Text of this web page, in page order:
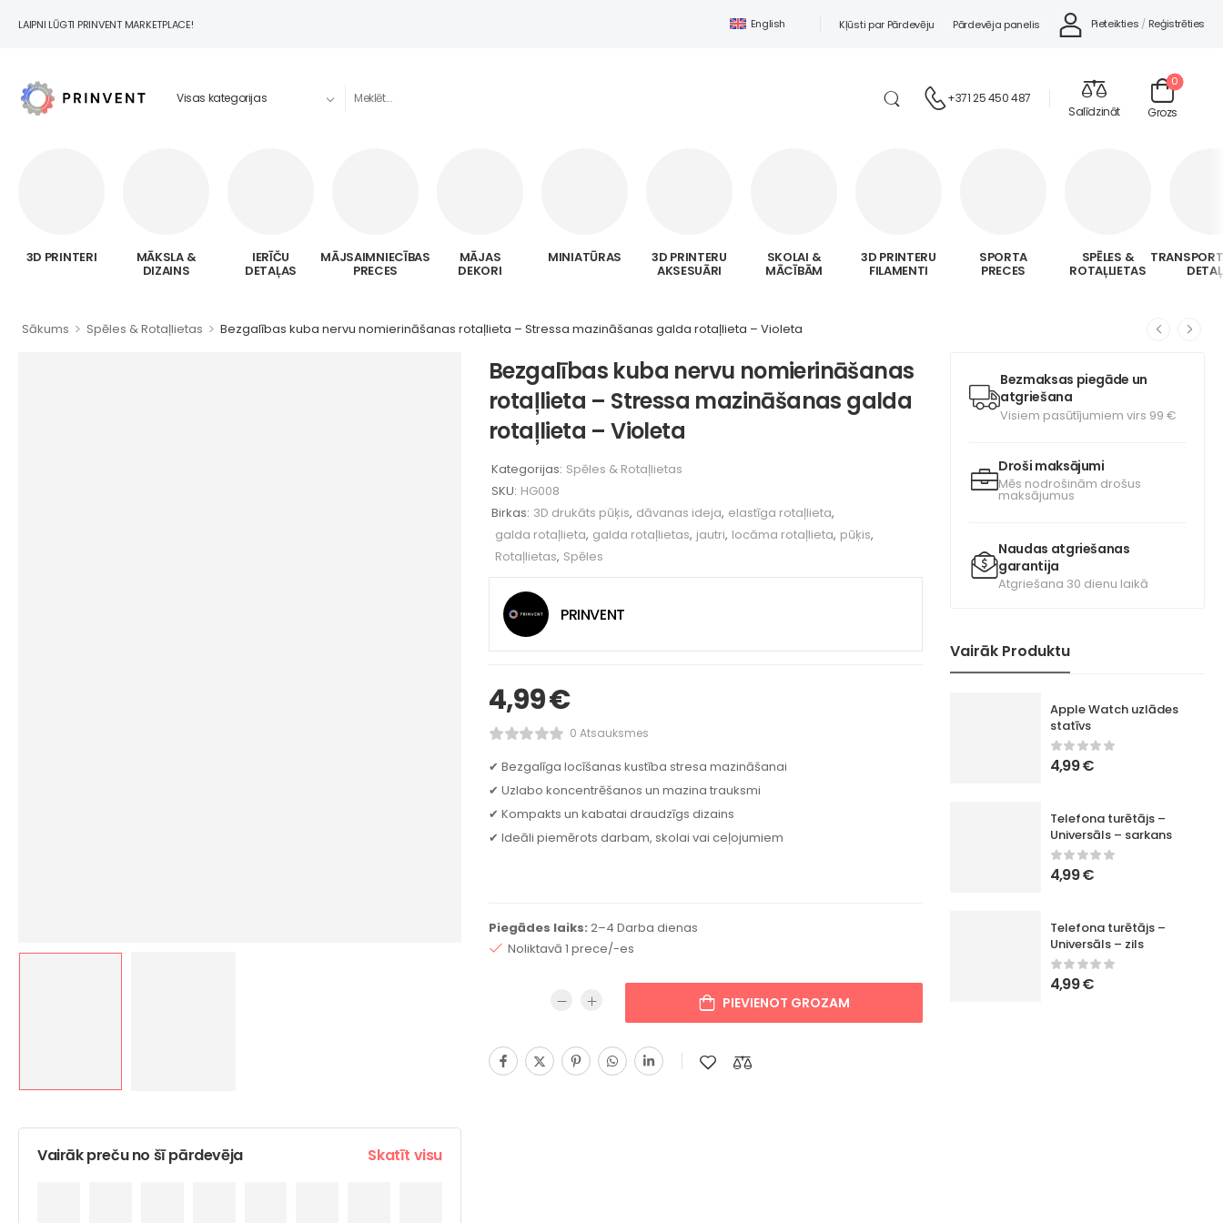
LAIPNI LŪGTI PRINVENT MARKETPLACE! English Kļūsti par Pārdevēju Pārdevēja panelis Pieteikties / Reģistrēties
+371 25 450 487
Salīdzināt
Grozs
0
3D PRINTERI MĀKSLA &
DIZAINS
IERĪČU
DETAĻAS
MĀJSAIMNIECĪBAS
PRECES
MĀJAS
DEKORI
MINIATŪRAS 3D PRINTERU
AKSESUĀRI
SKOLAI &
MĀCĪBĀM
3D PRINTERU
FILAMENTI
SPORTA
PRECES
SPĒLES &
ROTAĻLIETAS
Sākums > Spēles & Rotaļlietas > Bezgalības kuba nervu nomierināšanas rotaļlieta – Stressa mazināšanas galda rotaļlieta – Violeta
Bezmaksas piegāde un
atgriešana
Visiem pasūtījumiem virs 99 €
Droši maksājumi
Mēs nodrošinām drošus
maksājumus
Naudas atgriešanas
garantija
Atgriešana 30 dienu laikā
Vairāk Produktu
Apple Watch uzlādes
statīvs
4,99€
Telefona turētājs –
Universāls – sarkans
4,99€
Telefona turētājs –
Universāls – zils
4,99€
Vairāk preču no šī pārdevēja Skatīt visu
Bezgalības kuba nervu nomierināšanas
rotaļlieta – Stressa mazināšanas galda
rotaļlieta – Violeta
Kategorijas: Spēles & Rotaļlietas
SKU: HG008
Birkas: 3D drukāts pūķis, dāvanas ideja, elastīga rotaļlieta,
galda rotaļlieta, galda rotaļlietas, jautri, locāma rotaļlieta, pūķis,
Rotaļlietas, Spēles
PRINVENT
4,99€
0 Atsauksmes
✔ Bezgalīga locīšanas kustība stresa mazināšanai
✔ Uzlabo koncentrēšanos un mazina trauksmi
✔ Kompakts un kabatai draudzīgs dizains
✔ Ideāli piemērots darbam, skolai vai ceļojumiem
Piegādes laiks: 2–4 Darba dienas
Noliktavā 1 prece/-es
PIEVIENOT GROZAM